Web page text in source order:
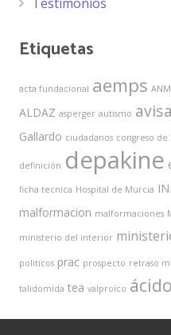
Etiquetas
acta fundacional aemps
ALDAZ asperger autismo
Gallardo ciudadanos congreso de
definición depakine
ficha tecnica Hospital de Murcia
malformacion malformaciones
ministerio del interior
politicos prac prospecto retraso
talidomida tea valproico